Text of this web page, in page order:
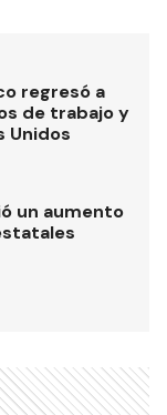
regresó a
de trabajo y
Unidos
un aumento